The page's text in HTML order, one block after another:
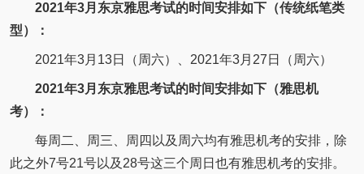
2021年3月东京雅思考试的时间安排如下（传统纸笔类
型）：
2021年3月13日（周六）、2021年3月27日（周六）
2021年3月东京雅思考试的时间安排如下（雅思机
考）：
每周二、周三、周四以及周六均有雅思机考的安排，除
此之外7号21号以及28号这三个周日也有雅思机考的安排。